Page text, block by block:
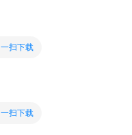
扫下载
扫下载